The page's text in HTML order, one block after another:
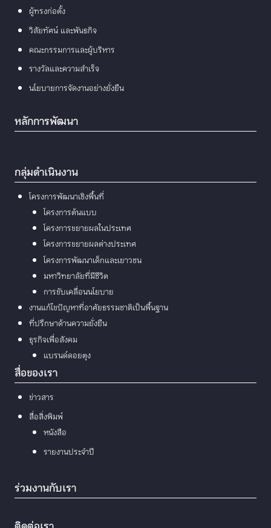
ผู้ทรงก่อตั้ง
วิสัยทัศน์ และพันธกิจ
คณะกรรมการและผู้บริหาร
รางวัลและความสำเร็จ
นโยบายการจัดงานอย่างยั่งยืน
หลักการพัฒนา
กลุ่มดำเนินงาน
โครงการพัฒนาเชิงพื้นที่
โครงการต้นแบบ
โครงการขยายผลในประเทศ
โครงการขยายผลต่างประเทศ
โครงการพัฒนาเด็กและเยาวชน
มหาวิทยาลัยที่มีชีวิต
การขับเคลื่อนนโยบาย
งานแก้ไขปัญหาที่อาศัยธรรมชาติเป็นพื้นฐาน
ที่ปรึกษาด้านความยั่งยืน
ธุรกิจเพื่อสังคม
แบรนด์ดอยตุง
สื่อของเรา
ข่าวสาร
สื่อสิ่งพิมพ์
หนังสือ
รายงานประจำปี
ร่วมงานกับเรา